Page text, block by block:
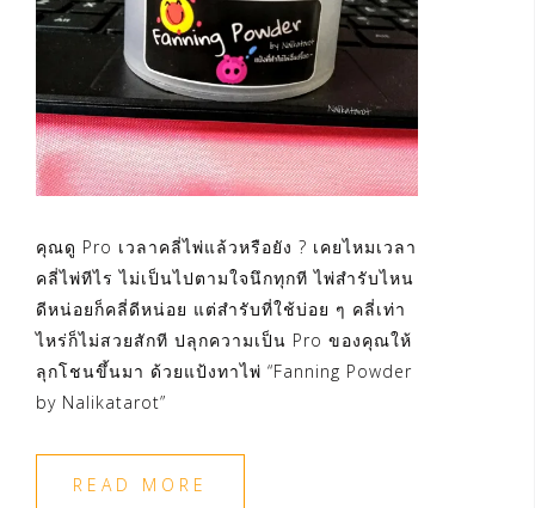
คุณดู Pro เวลาคลี่ไพ่แล้วหรือยัง ? เคยไหมเวลา
คลี่ไพ่ทีไร ไม่เป็นไปตามใจนึกทุกที ไพ่สำรับไหน
ดีหน่อยก็คลี่ดีหน่อย แต่สำรับที่ใช้บ่อย ๆ คลี่เท่า
ไหร่ก็ไม่สวยสักที ปลุกความเป็น Pro ของคุณให้
ลุกโชนขึ้นมา ด้วยแป้งทาไพ่ “Fanning Powder
by Nalikatarot”
READ MORE